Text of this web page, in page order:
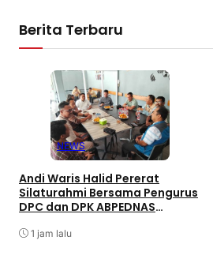
Berita Terbaru
NEWS
Andi Waris Halid Pererat
Silaturahmi Bersama Pengurus
DPC dan DPK ABPEDNAS
1 jam lalu